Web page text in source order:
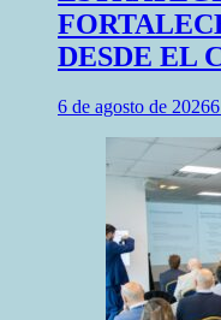
DESDE EL
6 de agosto de 2026